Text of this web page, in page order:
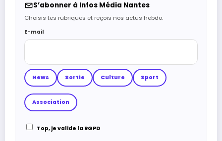
S’abonner à Infos Média Nantes
Choisis tes rubriques et reçois nos actus hebdo.
E-mail
News Sortie Culture Sport
Association
Top, je valide la RGPD